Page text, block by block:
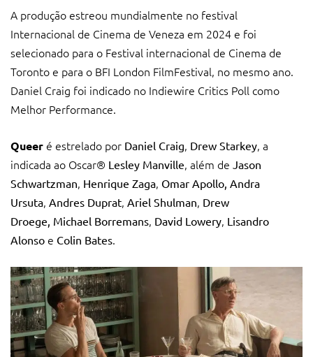
A produção estreou mundialmente no festival
Internacional de Cinema de Veneza em 2024 e foi
selecionado para o Festival internacional de Cinema de
Toronto e para o BFI London FilmFestival, no mesmo ano.
Daniel Craig foi indicado no Indiewire Critics Poll como
Melhor Performance.
Queer é estrelado por Daniel Craig, Drew Starkey, a
indicada ao Oscar® Lesley Manville, além de Jason
Schwartzman, Henrique Zaga, Omar Apollo, Andra
Ursuta, Andres Duprat, Ariel Shulman, Drew
Droege, Michael Borremans, David Lowery, Lisandro
Alonso e Colin Bates.